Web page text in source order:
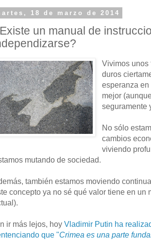
18 de marzo de 2014
un manual de
Vivimos unos
duros
esperanza
mejor
seguramente
No sólo
cambios
viviendo
mutando de sociedad.
también estamos moviendo
concepto ya no sé qué valor tiene en un
ir más lejos, hoy Vladimir Putin ha
que "Crimea es una parte